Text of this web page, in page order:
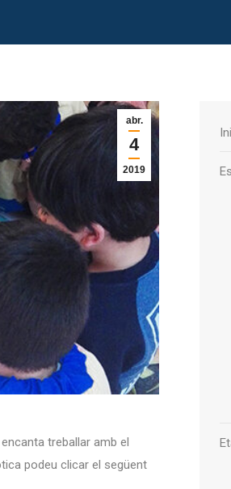
abr.
4
2019
treballar amb el
podeu clicar el següent